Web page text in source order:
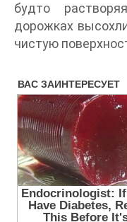
будто
дорожках
чистую